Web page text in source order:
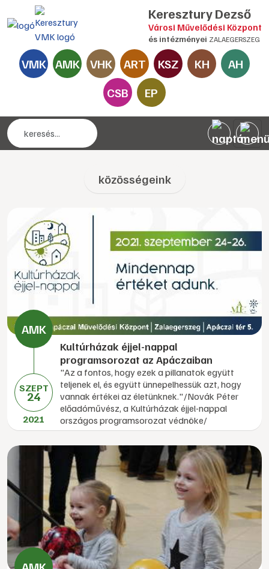
Keresztury Dezső
Városi Művelődési Központ
és intézményei ZALAEGERSZEG
VMK AMK VHK ART KSZ KH
AH
CSB
EP
közösségeink
SZEPT
24
2021
Kultúrházak éjjel-nappal
programsorozat az Apáczaiban
"Az a fontos, hogy ezek a pillanatok együtt
teljenek el, és együtt ünnepelhessük azt, hogy
vannak értékei az életünknek."/Novák Péter
előadóművész, a Kultúrházak éjjel-nappal
országos programsorozat védnöke/